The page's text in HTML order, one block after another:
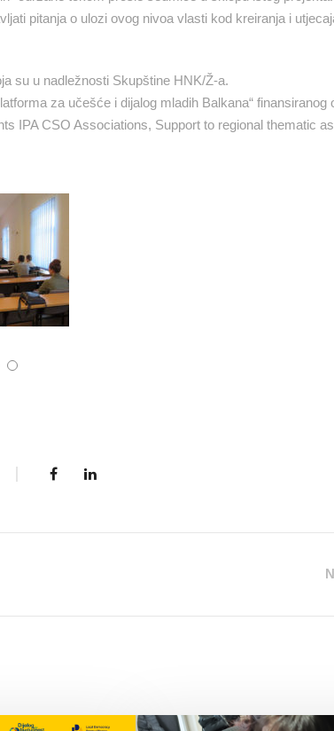
pitanja o ulozi ovog nivoa vlasti kod kreiranja i
su u nadležnosti Skupštine HNK/Ž-a.
za učešće i dijalog mladih Balkana“ finansiranog
IPA CSO Associations, Support to regional thematic